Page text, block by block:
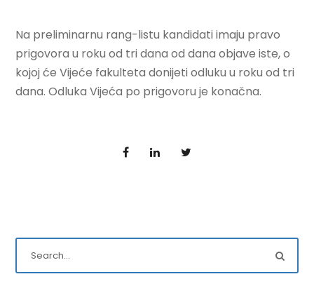
Na preliminarnu rang-listu kandidati imaju pravo
prigovora u roku od tri dana od dana objave iste, o
kojoj će Vijeće fakulteta donijeti odluku u roku od tri
dana. Odluka Vijeća po prigovoru je konačna.